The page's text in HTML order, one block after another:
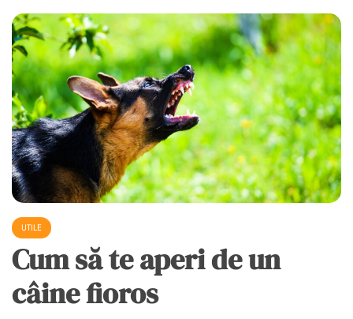
UTILE
Cum să te aperi de un
câine fioros